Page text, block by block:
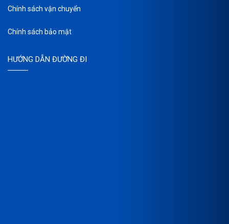
Chính sách vận chuyển
Chính sách bảo mật
HƯỚNG DẪN ĐƯỜNG ĐI